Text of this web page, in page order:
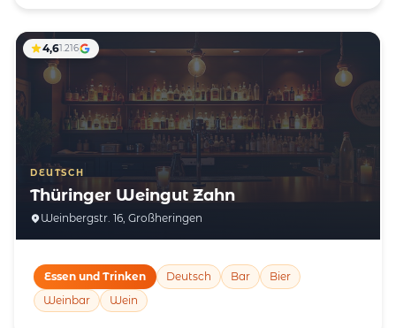
DEUTSCH
Thüringer Weingut Zahn
Weinbergstr. 16, Großheringen
4,61.216
Essen und Trinken Deutsch Bar
Bier
Weinbar
Wein